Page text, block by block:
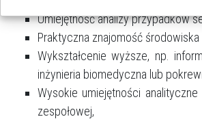
Umiejętność analizy przypadków
Praktyczna znajomość środowiska
Wykształcenie wyższe, np.
inżynieria biomedyczna lub
Wysokie umiejętności
zespołowej,
Kliknij „Akceptuję i przechodzę do strony”, aby
przetwarzanie przez nas i naszych partnerów
celach.
Pamiętaj, że wyrażenie zgody jest dobrowolne, a
w każdej chwili cofnąć, możesz też wycofać zgodę
Twoich danych tylko w niektórych celach. Jeżeli